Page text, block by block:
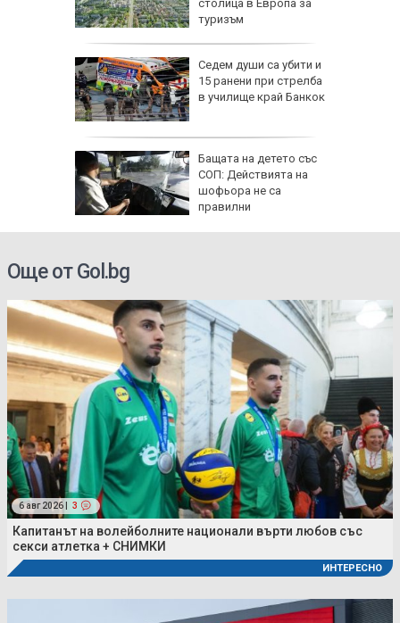
столица в Европа за
туризъм
Седем души са убити и
15 ранени при стрелба
в училище край Банкок
Бащата на детето със
СОП: Действията на
шофьора не са
правилни
Още от Gol.bg
6 авг 2026 | 3
Капитанът на волейболните национали върти любов със
секси атлетка + СНИМКИ
ИНТЕРЕСНО